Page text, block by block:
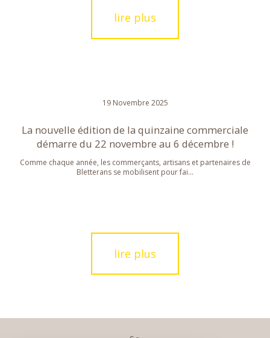
lire plus
19 Novembre 2025
La nouvelle édition de la quinzaine commerciale
démarre du 22 novembre au 6 décembre !
Comme chaque année, les commerçants, artisans et partenaires de
Bletterans se mobilisent pour fai...
lire plus